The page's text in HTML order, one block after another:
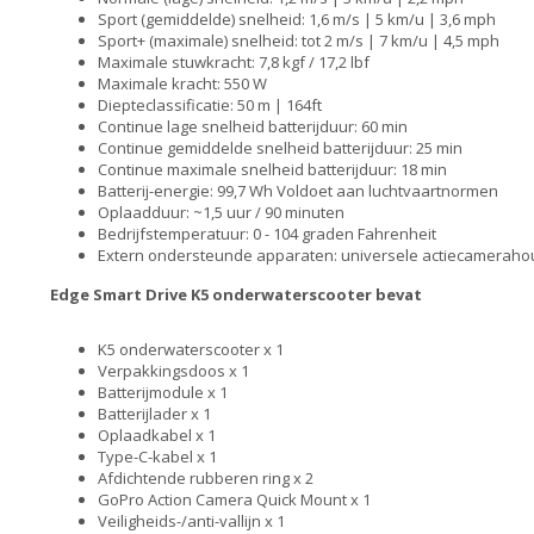
Sport (gemiddelde) snelheid: 1,6 m/s | 5 km/u | 3,6 mph
Sport+ (maximale) snelheid: tot 2 m/s | 7 km/u | 4,5 mph
Maximale stuwkracht: 7,8 kgf / 17,2 lbf
Maximale kracht: 550 W
Diepteclassificatie: 50 m | 164ft
Continue lage snelheid batterijduur: 60 min
Continue gemiddelde snelheid batterijduur: 25 min
Continue maximale snelheid batterijduur: 18 min
Batterij-energie: 99,7 Wh Voldoet aan luchtvaartnormen
Oplaadduur: ~1,5 uur / 90 minuten
Bedrijfstemperatuur: 0 - 104 graden Fahrenheit
Extern ondersteunde apparaten: universele
Edge Smart Drive K5 onderwaterscooter bevat
K5 onderwaterscooter x 1
Verpakkingsdoos x 1
Batterijmodule x 1
Batterijlader x 1
Oplaadkabel x 1
Type-C-kabel x 1
Afdichtende rubberen ring x 2
GoPro Action Camera Quick Mount x 1
Veiligheids-/anti-vallijn x 1